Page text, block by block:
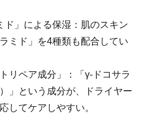
ド」による保湿：肌のスキン
ミド」を4種類も配合してい
リペア成分」：「γ-ドコサラ
」という成分が、ドライヤー
してケアしやすい。